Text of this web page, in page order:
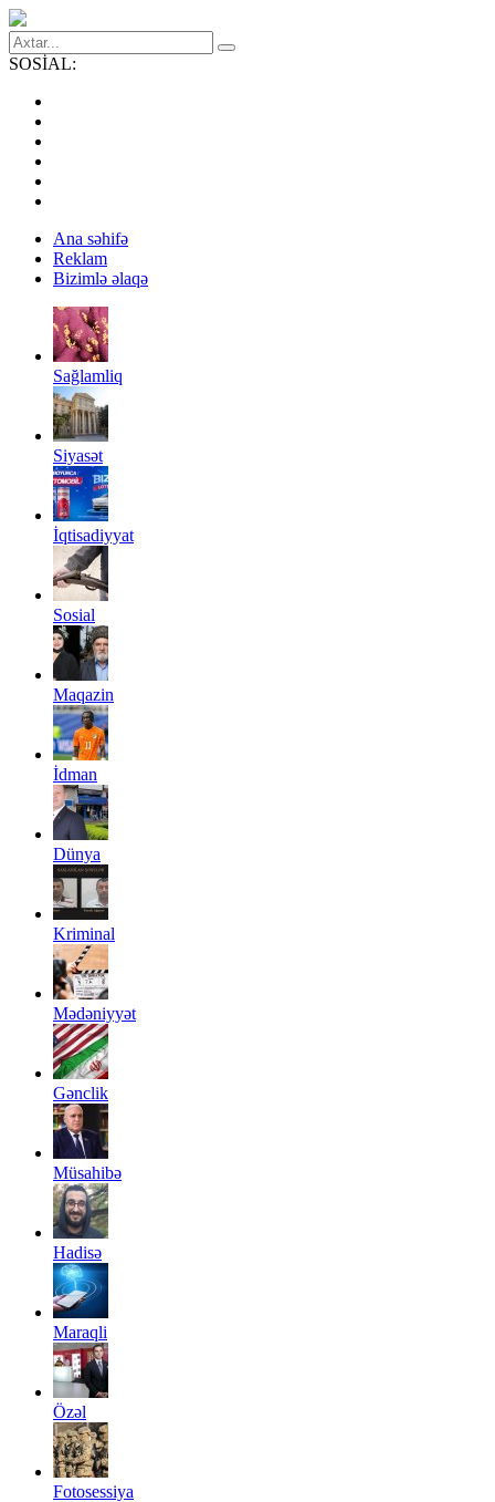
SOSİAL:
Ana səhifə
Reklam
Bizimlə əlaqə
Sağlamliq
Siyasət
İqtisadiyyat
Sosial
Maqazin
İdman
Dünya
Kriminal
Mədəniyyət
Gənclik
Müsahibə
Hadisə
Maraqli
Özəl
Fotosessiya